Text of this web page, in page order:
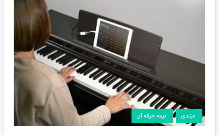
مبتدی نیمه حرفه ای